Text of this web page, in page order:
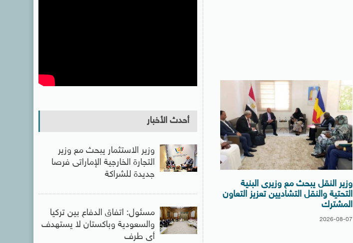
وزير النقل يبحث مع وزيرى البنية
التحتية والنقل التشاديين تعزيز التعاون
المشترك
2026-08-07
أحدث الأخبار
وزير الاستثمار يبحث مع وزير
التجارة الخارجية الإماراتى فرصا
جديدة للشراكة
مسئول: اتفاق الدفاع بين تركيا
والسعودية وباكستان لا يستهدف
أى طرف